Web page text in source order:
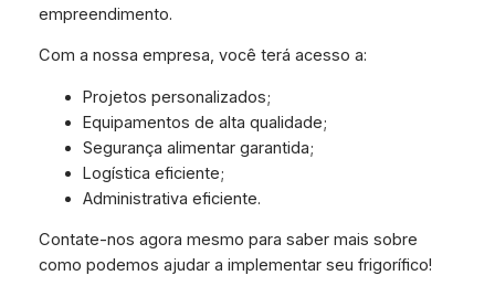
empreendimento.
Com a nossa empresa, você terá acesso a:
Projetos personalizados;
Equipamentos de alta qualidade;
Segurança alimentar garantida;
Logística eficiente;
Administrativa eficiente.
Contate-nos agora mesmo para saber mais sobre
como podemos ajudar a implementar seu frigorífico!